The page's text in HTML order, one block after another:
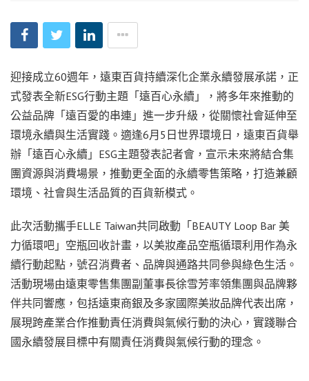
迎接成立60週年，遠東百貨持續深化企業永續發展承諾，正
式發表全新ESG行動主題「遠百心永續」，將多年來推動的
公益品牌「遠百愛的串連」進一步升級，從關懷社會延伸至
環境永續與生活實踐。適逢6月5日世界環境日，遠東百貨舉
辦「遠百心永續」ESG主題發表記者會，宣示未來將結合集
團資源與消費場景，推動更全面的永續零售策略，打造兼顧
環境、社會與生活品質的百貨新模式。
此次活動攜手ELLE Taiwan共同啟動「BEAUTY Loop Bar 美
力循環吧」空瓶回收計畫，以美妝產品空瓶循環利用作為永
續行動起點，號召消費者、品牌與通路共同參與綠色生活。
活動現場由遠東零售集團副董事長徐雪芳率領集團與品牌夥
伴共同響應，包括遠東商銀及多家國際美妝品牌代表出席，
展現跨產業合作推動責任消費與氣候行動的決心，實踐聯合
國永續發展目標中有關責任消費與氣候行動的理念。